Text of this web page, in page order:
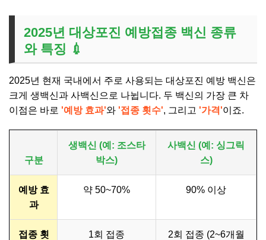
2025년 대상포진 예방접종 백신 종류
와 특징 💉
2025년 현재 국내에서 주로 사용되는 대상포진 예방 백신은
크게 생백신과 사백신으로 나뉩니다. 두 백신의 가장 큰 차
이점은 바로 '예방 효과'와 '접종 횟수', 그리고 '가격'이죠.
구분
생백신 (예: 조스타
박스)
사백신 (예: 싱그릭
스)
예방 효
과
약 50~70% 90% 이상
접종 횟
1회 접종
2회 접종 (2~6개월